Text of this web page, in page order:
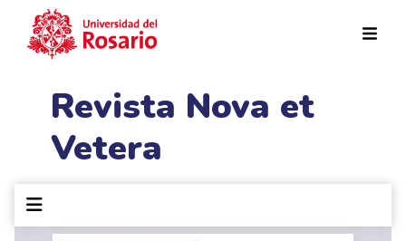
Revista Nova et
Vetera